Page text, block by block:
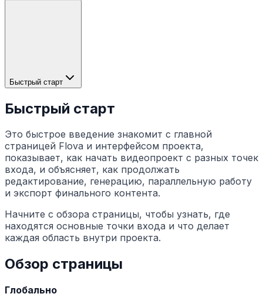
Быстрый старт
Быстрый старт
Это быстрое введение знакомит с главной
страницей Flova и интерфейсом проекта,
показывает, как начать видеопроект с разных точек
входа, и объясняет, как продолжать
редактирование, генерацию, параллельную работу
и экспорт финального контента.
Начните с обзора страницы, чтобы узнать, где
находятся основные точки входа и что делает
каждая область внутри проекта.
Обзор страницы
Глобально